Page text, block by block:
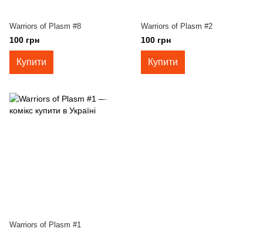
Warriors of Plasm #8
100 грн
Купити
Warriors of Plasm #2
100 грн
Купити
Warriors of Plasm #1